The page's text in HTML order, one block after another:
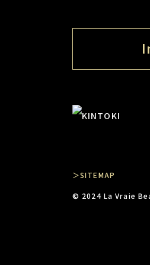
＞SITEMAP
© 2024 La Vraie